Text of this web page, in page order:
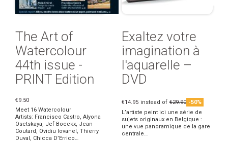
The Art of
Watercolour
44th issue -
PRINT Edition
€9.50
Meet 16 Watercolour
Artists: Francisco Castro, Alyona
Osetskaya, Jef Boeckx, Jean
Coutard, Ovidiu Iovanel, Thierry
Duval, Chicca D’Errico…
Exaltez votre
imagination à
l'aquarelle –
DVD
€14.95 instead of €29.90 -50%
L’artiste peint ici une série de
sujets originaux en Belgique :
une vue panoramique de la gare
centrale…